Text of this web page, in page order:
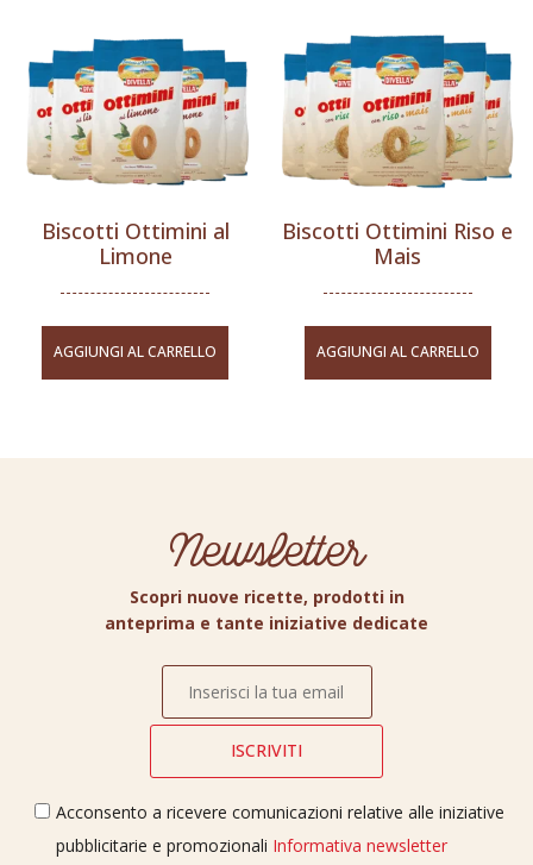
Biscotti Ottimini al
Limone
AGGIUNGI AL CARRELLO
Biscotti Ottimini Riso e
Mais
AGGIUNGI AL CARRELLO
Newsletter
Scopri nuove ricette, prodotti in
anteprima e tante iniziative dedicate
Acconsento a ricevere comunicazioni relative alle iniziative
pubblicitarie e promozionali Informativa newsletter